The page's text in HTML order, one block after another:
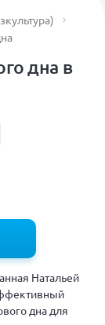
дна в
Натальей
дна для